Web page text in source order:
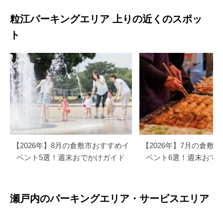
粒江パーキングエリア 上りの近くのスポッ
ト
【2026年】8月の倉敷市おすすめイ
ベント5選！週末おでかけガイド
【2026年】7月の倉敷
ベント6選！週末おで
瀬戸内のパーキングエリア・サービスエリア